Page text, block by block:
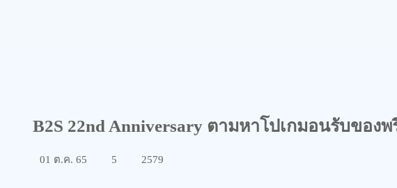
B2S 22nd Anniversary ตามหาโปเกมอนรับขอ
01 ต.ค. 65 5 2579